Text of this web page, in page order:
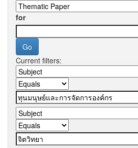
for
Current filters: